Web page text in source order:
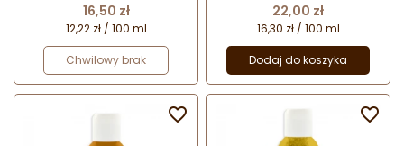
Cena
16,50 zł
12,22 zł / 100 ml
Chwilowy brak
Cena
22,00 zł
16,30 zł / 100 ml
Dodaj do koszyka
 